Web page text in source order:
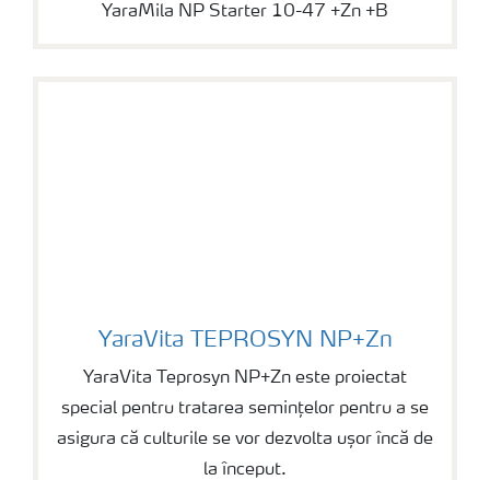
YaraMila NP Starter 10-47 +Zn +B
YaraVita TEPROSYN NP+Zn
YaraVita Teprosyn NP+Zn este proiectat
special pentru tratarea semințelor pentru a se
asigura că culturile se vor dezvolta ușor încă de
la început.